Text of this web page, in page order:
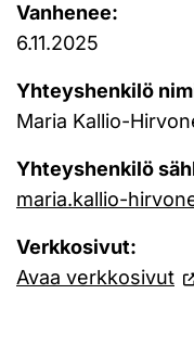
Vanhenee:
6.11.2025
Yhteyshenkilö
Maria Kallio-
Yhteyshenkilö
maria.kallio-
Verkkosivut:
Avaa verkkosivut